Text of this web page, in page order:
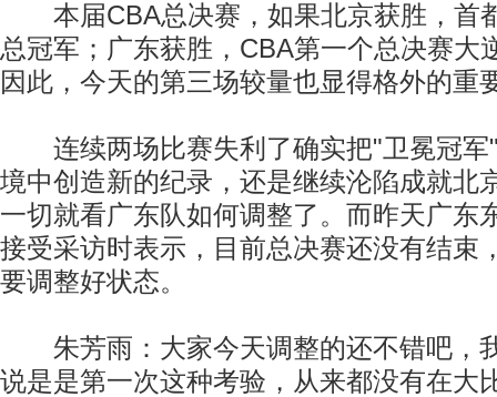
本届CBA总决赛，如果北京获胜，首
总冠军；广东获胜，CBA第一个总决赛大
因此，今天的第三场较量也显得格外的重
连续两场比赛失利了确实把"卫冕冠军"
境中创造新的纪录，还是继续沦陷成就北
一切就看广东队如何调整了。而昨天广东
接受采访时表示，目前总决赛还没有结束
要调整好状态。
朱芳雨：大家今天调整的还不错吧，
说是是第一次这种考验，从来都没有在大